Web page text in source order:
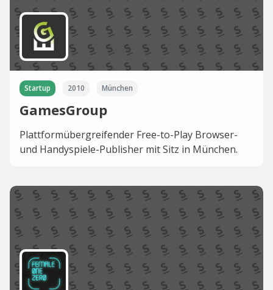
Startup 2010 München
GamesGroup
Plattformübergreifender Free-to-Play Browser-
und Handyspiele-Publisher mit Sitz in München.